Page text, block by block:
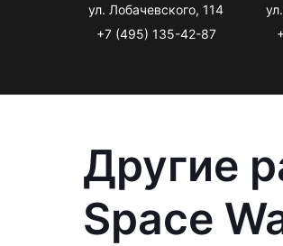
ул. Лобачевского, 114
+7 (495) 135-42-87
Другие
Space